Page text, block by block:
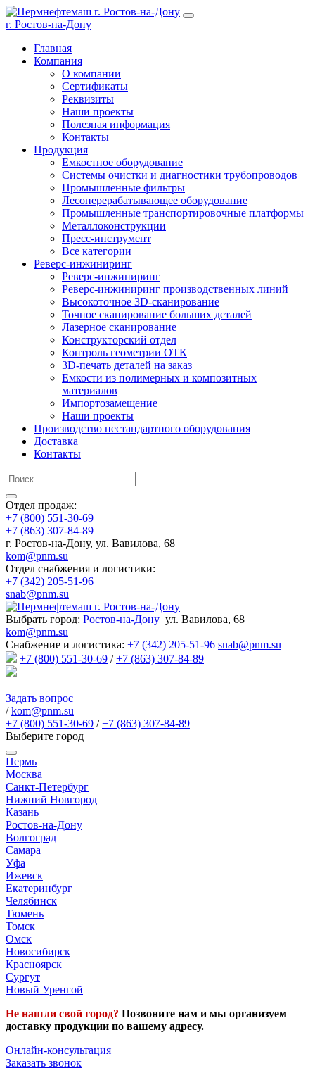
г. Ростов-на-Дону
Главная
Компания
О компании
Сертификаты
Реквизиты
Наши проекты
Полезная информация
Контакты
Продукция
Емкостное оборудование
Системы очистки и диагностики трубопроводов
Промышленные фильтры
Лесоперерабатывающее оборудование
Промышленные транспортировочные платформы
Металлоконструкции
Пресс-инструмент
Все категории
Реверс-инжиниринг
Реверс-инжиниринг
Реверс-инжиниринг производственных линий
Высокоточное 3D-сканирование
Точное сканирование больших деталей
Лазерное сканирование
Конструкторский отдел
Контроль геометрии ОТК
3D-печать деталей на заказ
Емкости из полимерных и композитных
материалов
Импортозамещение
Наши проекты
Производство нестандартного оборудования
Доставка
Контакты
Отдел продаж:
+7 (800) 551-30-69
+7 (863) 307-84-89
г. Ростов-на-Дону, ул. Вавилова, 68
kom@pnm.su
Отдел снабжения и логистики:
+7 (342) 205-51-96
snab@pnm.su
Выбрать город: Ростов-на-Дону ул. Вавилова, 68
kom@pnm.su
Снабжение и логистика: +7 (342) 205-51-96 snab@pnm.su
+7 (800) 551-30-69 /+7 (863) 307-84-89
Задать вопрос
/kom@pnm.su
+7 (800) 551-30-69 /+7 (863) 307-84-89
Выберите город
Пермь
Москва
Санкт-Петербург
Нижний Новгород
Казань
Ростов-на-Дону
Волгоград
Самара
Уфа
Ижевск
Екатеринбург
Челябинск
Тюмень
Томск
Омск
Новосибирск
Красноярск
Сургут
Новый Уренгой
Не нашли свой город? Позвоните нам и мы организуем
доставку продукции по вашему адресу.
Онлайн-консультация
Заказать звонок